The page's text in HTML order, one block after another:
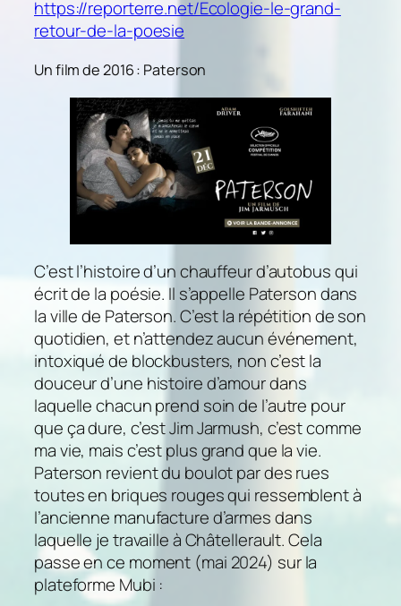
https://reporterre.net/Ecologie-le-grand-
retour-de-la-poesie
Un film de 2016 : Paterson
C’est l’histoire d’un chauffeur d’autobus qui
écrit de la poésie. Il s’appelle Paterson dans
la ville de Paterson. C’est la répétition de son
quotidien, et n’attendez aucun événement,
intoxiqué de blockbusters, non c’est la
douceur d’une histoire d’amour dans
laquelle chacun prend soin de l’autre pour
que ça dure, c’est Jim Jarmush, c’est comme
ma vie, mais c’est plus grand que la vie.
Paterson revient du boulot par des rues
toutes en briques rouges qui ressemblent à
l’ancienne manufacture d’armes dans
laquelle je travaille à Châtellerault. Cela
passe en ce moment (mai 2024) sur la
plateforme Mubi :